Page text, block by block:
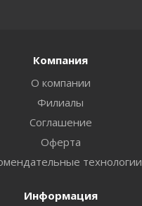
Компания
О компании
Филиалы
Соглашение
Оферта
технологии
Информация